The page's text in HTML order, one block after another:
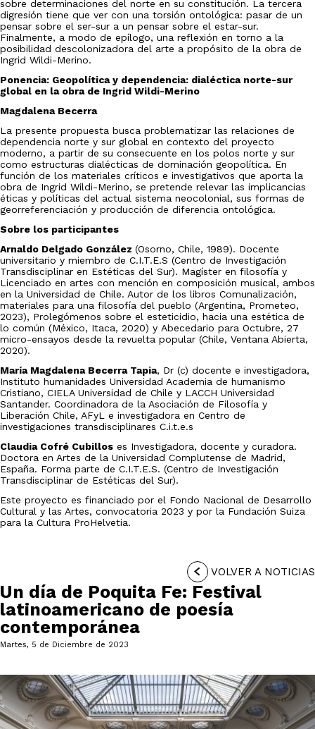
sobre determinaciones del norte en su constitución. La tercera
digresión tiene que ver con una torsión ontológica: pasar de un
pensar sobre el ser-sur a un pensar sobre el estar-sur.
Finalmente, a modo de epílogo, una reflexión en torno a la
posibilidad descolonizadora del arte a propósito de la obra de
Ingrid Wildi-Merino.
Ponencia: Geopolítica y dependencia: dialéctica norte-sur
global en la obra de Ingrid Wildi-Merino
Magdalena Becerra
La presente propuesta busca problematizar las relaciones de
dependencia norte y sur global en contexto del proyecto
moderno, a partir de su consecuente en los polos norte y sur
como estructuras dialécticas de dominación geopolítica. En
función de los materiales críticos e investigativos que aporta la
obra de Ingrid Wildi-Merino, se pretende relevar las implicancias
éticas y políticas del actual sistema neocolonial, sus formas de
georreferenciación y producción de diferencia ontológica.
Sobre los participantes
Arnaldo Delgado González (Osorno, Chile, 1989). Docente
universitario y miembro de C.I.T.E.S (Centro de Investigación
Transdisciplinar en Estéticas del Sur). Magíster en filosofía y
Licenciado en artes con mención en composición musical, ambos
en la Universidad de Chile. Autor de los libros Comunalización,
materiales para una filosofía del pueblo (Argentina, Prometeo,
2023), Prolegómenos sobre el esteticidio, hacia una estética de
lo común (México, Itaca, 2020) y Abecedario para Octubre, 27
micro-ensayos desde la revuelta popular (Chile, Ventana Abierta,
2020).
María Magdalena Becerra Tapia, Dr (c) docente e investigadora,
Instituto humanidades Universidad Academia de humanismo
Cristiano, CIELA Universidad de Chile y LACCH Universidad
Santander. Coordinadora de la Asociación de Filosofía y
Liberación Chile, AFyL e investigadora en Centro de
investigaciones transdisciplinares C.i.t.e.s
Claudia Cofré Cubillos es Investigadora, docente y curadora.
Doctora en Artes de la Universidad Complutense de Madrid,
España. Forma parte de C.I.T.E.S. (Centro de Investigación
Transdisciplinar de Estéticas del Sur).
Este proyecto es financiado por el Fondo Nacional de Desarrollo
Cultural y las Artes, convocatoria 2023 y por la Fundación Suiza
para la Cultura ProHelvetia.
VOLVER A NOTICIAS
Un día de Poquita Fe: Festival
latinoamericano de poesía
contemporánea
Martes, 5 de Diciembre de 2023